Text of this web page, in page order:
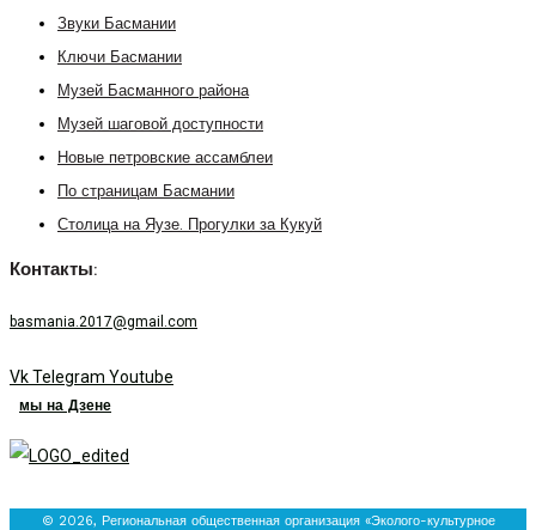
Звуки Басмании
Ключи Басмании
Музей Басманного района
Музей шаговой доступности
Новые петровские ассамблеи
По страницам Басмании
Столица на Яузе. Прогулки за Кукуй
Контакты:
basmania.2017@gmail.com
VkTelegram Youtube
мы на Дзене
© 2026, Региональная общественная организация «Эколого-культурное